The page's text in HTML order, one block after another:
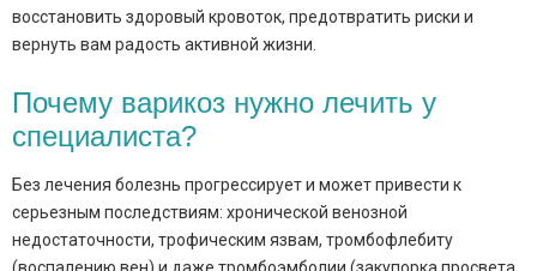
восстановить здоровый кровоток, предотвратить риски и
вернуть вам радость активной жизни.
Почему варикоз нужно лечить у
специалиста?
Без лечения болезнь прогрессирует и может привести к
серьезным последствиям: хронической венозной
недостаточности, трофическим язвам, тромбофлебиту